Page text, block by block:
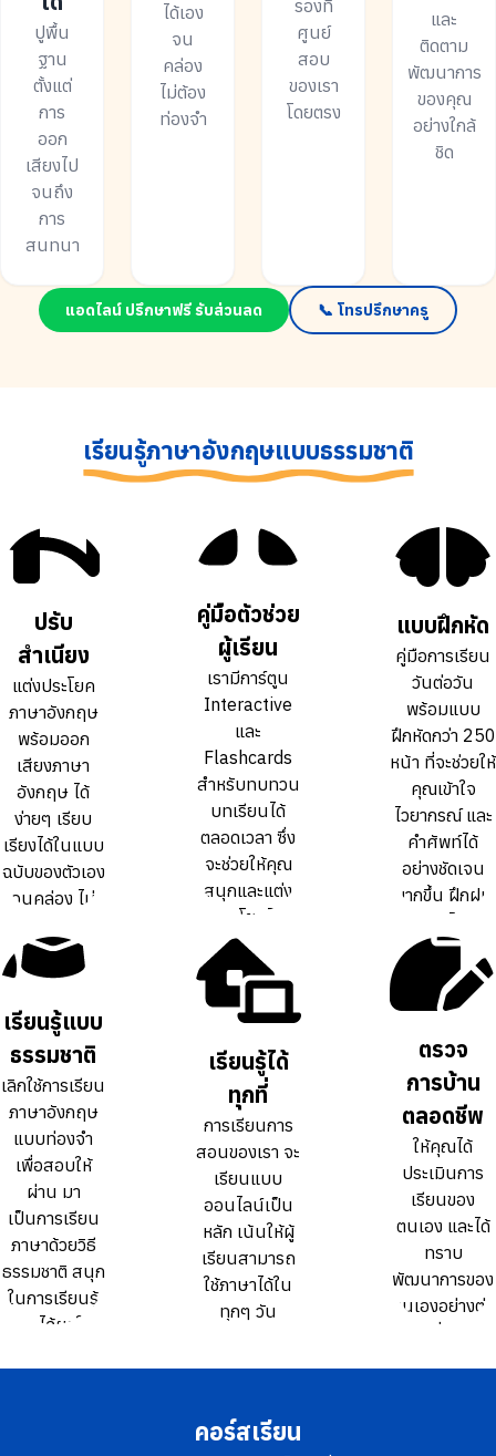
ปูพื้น
ฐาน
ตั้งแต่
การ
ออก
เสียงไป
จนถึง
การ
สนทนา
ได้เอง
จน
คล่อง
ไม่ต้อง
ท่องจำ
รองที่
ศูนย์
สอบ
ของเรา
โดยตรง
และ
ติดตาม
พัฒนาการ
ของคุณ
อย่างใกล้
ชิด
แอดไลน์ ปรึกษาฟรี รับส่วนลด 📞 โทรปรึกษาครู
เรียนรู้ภาษาอังกฤษแบบธรรมชาติ
ปรับ
สำเนียง
แต่งประโยค
ภาษาอังกฤษ
พร้อมออก
เสียงภาษา
อังกฤษ ได้
ง่ายๆ เรียบ
เรียงได้ในแบบ
ฉบับของตัวเอง
จนคล่อง ไม่
เนียงเป๊ะ
ปรับ
สำเนียง
แต่งประโยค
ภาษาอังกฤษ
พร้อมออก
เสียงภาษา
อังกฤษ ได้
ง่ายๆ เรียบ
เรียงได้ในแบบ
ฉบับของตัวเอง
จนคล่อง ไม่
เนียงเป๊ะ
คู่มือตัวช่วย
ผู้เรียน
เรามีการ์ตูน
Interactive
และ
Flashcards
สำหรับทบทวน
บทเรียนได้
ตลอดเวลา ซึ่ง
จะช่วยให้คุณ
สนุกและแต่ง
ประโยคได้
คล่องขึ้นกว่า
การเรียน
ธรรมดา 10
เท่า
คู่มือตัวช่วย
ผู้เรียน
เรามีการ์ตูน
Interactive
และ
Flashcards
สำหรับทบทวน
บทเรียนได้
ตลอดเวลา ซึ่ง
จะช่วยให้คุณ
สนุกและแต่ง
ประโยคได้
คล่องขึ้นกว่า
การเรียน
ธรรมดา 10
เท่า
แบบฝึกหัด
คู่มือการเรียน
วันต่อวัน
พร้อมแบบ
ฝึกหัดกว่า 250
หน้า ที่จะช่วยให้
คุณเข้าใจ
ไวยากรณ์ และ
คำศัพท์ได้
อย่างชัดเจน
มากขึ้น ฝึกฝน
ที่
แบบฝึกหัด
คู่มือการเรียน
วันต่อวัน
พร้อมแบบ
ฝึกหัดกว่า 250
หน้า ที่จะช่วยให้
คุณเข้าใจ
ไวยากรณ์ และ
คำศัพท์ได้
อย่างชัดเจน
มากขึ้น ฝึกฝน
ที่
เรียนรู้แบบ
ธรรมชาติ
เลิกใช้การเรียน
ภาษาอังกฤษ
แบบท่องจำ
เพื่อสอบให้
ผ่าน มา
เป็นการเรียน
ภาษาด้วยวิธี
ธรรมชาติ สนุก
ในการเรียนรู้
และได้ผลใน
เรียนรู้แบบ
ธรรมชาติ
เลิกใช้การเรียน
ภาษาอังกฤษ
แบบท่องจำ
เพื่อสอบให้
ผ่าน มา
เป็นการเรียน
ภาษาด้วยวิธี
ธรรมชาติ สนุก
ในการเรียนรู้
และได้ผลใน
เรียนรู้ได้
ทุกที่
การเรียนการ
สอนของเรา จะ
เรียนแบบ
ออนไลน์เป็น
หลัก เน้นให้ผู้
เรียนสามารถ
ใช้ภาษาได้ใน
ทุกๆ วัน
เรียนรู้ได้
ทุกที่
การเรียนการ
สอนของเรา จะ
เรียนแบบ
ออนไลน์เป็น
หลัก เน้นให้ผู้
เรียนสามารถ
ใช้ภาษาได้ใน
ทุกๆ วัน
ตรวจ
การบ้าน
ตลอดชีพ
ให้คุณได้
ประเมินการ
เรียนของ
ตนเอง และได้
ทราบ
พัฒนาการของ
ตนเองอย่างต่อ
เนื่อง
ตรวจ
การบ้าน
ตลอดชีพ
ให้คุณได้
ประเมินการ
เรียนของ
ตนเอง และได้
ทราบ
พัฒนาการของ
ตนเองอย่างต่อ
เนื่อง
คอร์สเรียน